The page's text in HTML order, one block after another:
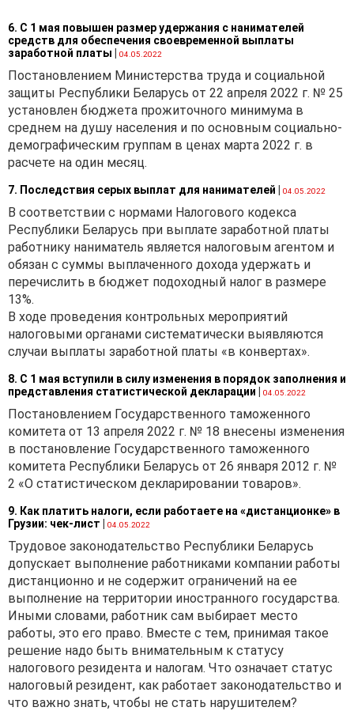
учитывать требования
делопроизводству в
государственных органах,
иных организациях,
утвержденной
постановлением
19.01.2009 № 4.
Жирным выделен
возможный текст приказа
по учетной политике,
жирным курсивом —
возможные варианты, а
(обоснования), в том числе с
учетом изменений
законодательства, которые
необходимо учесть при
формировании учетной
политики на 2021 год.
(наименование
организации)
УТВЕРЖДЕНО
Приказ
_________________
№ _________
(место издания)
6. С 1 мая повышен размер удержания с нанимателей
средств для обеспечения своевременной выплаты
заработной платы | 04.05.2022
Постановлением Министерства труда и социальной
защиты Республики Беларусь от 22 апреля 2022 г. № 25
установлен бюджета прожиточного минимума в
среднем на душу населения и по основным социально-
демографическим группам в ценах марта 2022 г. в
расчете на один месяц.
7. Последствия серых выплат для нанимателей | 04.05.2022
В соответствии с нормами Налогового кодекса
Республики Беларусь при выплате заработной платы
работнику наниматель является налоговым агентом и
обязан с суммы выплаченного дохода удержать и
перечислить в бюджет подоходный налог в размере
13%.
В ходе проведения контрольных мероприятий
налоговыми органами систематически выявляются
случаи выплаты заработной платы «в конвертах».
8. С 1 мая вступили в силу изменения в порядок заполнения и
представления статистической декларации | 04.05.2022
Постановлением Государственного таможенного
комитета от 13 апреля 2022 г. № 18 внесены изменения
в постановление Государственного таможенного
комитета Республики Беларусь от 26 января 2012 г. №
2 «О статистическом декларировании товаров».
9. Как платить налоги, если работаете на «дистанционке» в
Грузии: чек-лист | 04.05.2022
Трудовое законодательство Республики Беларусь
допускает выполнение работниками компании работы
дистанционно и не содержит ограничений на ее
выполнение на территории иностранного государства.
Иными словами, работник сам выбирает место
работы, это его право. Вместе с тем, принимая такое
решение надо быть внимательным к статусу
налогового резидента и налогам. Что означает статус
налоговый резидент, как работает законодательство и
что важно знать, чтобы не стать нарушителем?